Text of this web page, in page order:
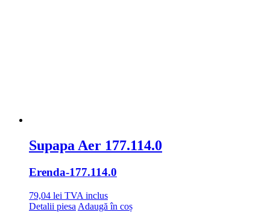
Supapa Aer 177.114.0
Erenda-177.114.0
79,04 lei TVA inclus
Detalii piesa Adaugă în coș